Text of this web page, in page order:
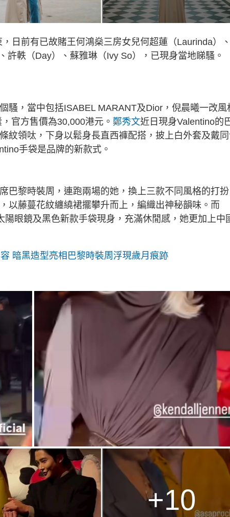
日前有已故賭王何鴻燊三房女兒何超蓮（Laurinda）
許軼（Day）、蘇雅琳（Ivy So），已現身當地睇騷。
騷，當中包括ISABEL MARANT及Dior，倪晨曦一改風
官方售價為30,000港元。 鄭秀文近日現身Valentino的
紋領呔，下身以鬆身長直西褲配搭，披上白外套及戴
手袋是品牌的新款式。
巴黎時裝周，連跑兩場的她，換上三款不同風格的打
以藤蔓花紋纏繞裙擺攀升而上，編織出神秘韻味。而
眼鏡及黑色新款手袋現身，充滿休閒感，她更加上中
暗黑造型亮相巴黎時裝周浮現歲月痕跡
+10